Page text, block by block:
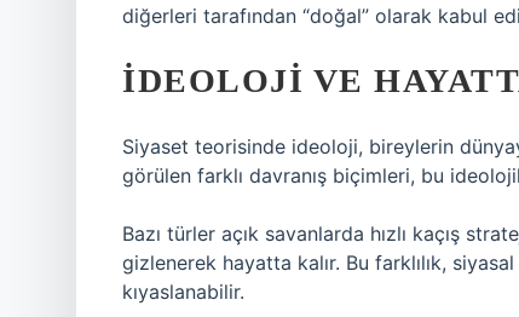
diğerleri tarafından “doğal” olarak kabul
İDEOLOJI VE
Siyaset teorisinde ideoloji, bireylerin
görülen farklı davranış biçimleri, bu
Bazı türler açık savanlarda hızlı kaçış
gizlenerek hayatta kalır. Bu farklılık,
kıyaslanabilir.